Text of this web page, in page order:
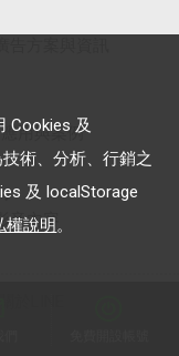
用與案例
音內容
Cookies 及
術、分析、行銷之
及 localStorage
權說明。